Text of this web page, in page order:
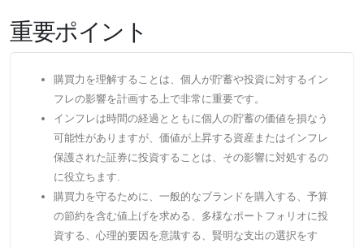
重要ポイント
購買力を理解することは、個人が貯蓄や投資に対するイン
フレの影響を計画する上で非常に重要です。
インフレは時間の経過とともに個人の貯蓄の価値を損なう
可能性がありますが、価値が上昇する資産またはインフレ
保護された証券に投資することは、その影響に対処するの
に役立ちます.
購買力を守るために、一般的なブランドを購入する、予算
の節約を含む値上げを求める、多様なポートフォリオに投
資する、心理的要因を意識する、賢明な支出の選択をす